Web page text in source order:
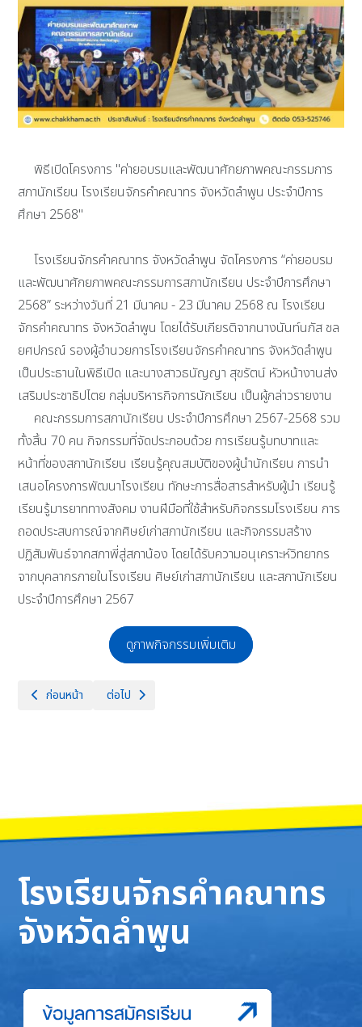
พิธีเปิดโครงการ "ค่ายอบรมและพัฒนาศักยภาพคณะกรรมการ
สภานักเรียน โรงเรียนจักรคำคณาทร จังหวัดลำพูน ประจำปีการ
ศึกษา 2568"
โรงเรียนจักรคำคณาทร จังหวัดลำพูน จัดโครงการ “ค่ายอบรม
และพัฒนาศักยภาพคณะกรรมการสภานักเรียน ประจำปีการศึกษา
2568” ระหว่างวันที่ 21 มีนาคม - 23 มีนาคม 2568 ณ โรงเรียน
จักรคำคณาทร จังหวัดลำพูน โดยได้รับเกียรติจากนางนันท์นภัส ชล
ยศปกรณ์ รองผู้อำนวยการโรงเรียนจักรคำคณาทร จังหวัดลำพูน
เป็นประธานในพิธีเปิด และนางสาวธนัญญา สุขรัตน์ หัวหน้างานส่ง
เสริมประชาธิปไตย กลุ่มบริหารกิจการนักเรียน เป็นผู้กล่าวรายงาน
คณะกรรมการสภานักเรียน ประจำปีการศึกษา 2567-2568 รวม
ทั้งสิ้น 70 คน กิจกรรมที่จัดประกอบด้วย การเรียนรู้บทบาทและ
หน้าที่ของสภานักเรียน เรียนรู้คุณสมบัติของผู้นำนักเรียน การนำ
เสนอโครงการพัฒนาโรงเรียน ทักษะการสื่อสารสำหรับผู้นำ เรียนรู้
เรียนรู้มารยาททางสังคม งานฝีมือที่ใช้สำหรับกิจกรรมโรงเรียน การ
ถอดประสบการณ์จากศิษย์เก่าสภานักเรียน และกิจกรรมสร้าง
ปฏิสัมพันธ์จากสภาพี่สู่สภาน้อง โดยได้รับความอนุเคราะห์วิทยากร
จากบุคลากรภายในโรงเรียน ศิษย์เก่าสภานักเรียน และสภานักเรียน
ประจำปีการศึกษา 2567
ดูภาพกิจกรรมเพิ่มเติม
เนื้อหาก่อนหน้า: ศิษย์เก่าสภานักเรียน ร่วมแบ่งปันประสบการณ์ และต้อนรับ
ก่อนหน้า เนื้อหาถัดไป: "ครูดี ศรีหริภุญชัย" ประชุมสัมมนาทางวิชากา
ต่อไป
โรงเรียนจักรคำคณาทร
จังหวัดลำพูน